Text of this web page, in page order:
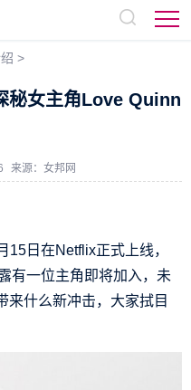
>
秘女主角Love Quinn
来源： 女邦网
15日在Netflix正式上线，
有一位主角即将加入，未
来什么新冲击，大家拭目